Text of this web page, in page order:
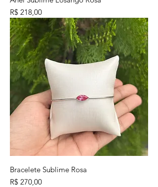
Preço
R$ 218,00
Bracelete Sublime Rosa
Preço
R$ 270,00